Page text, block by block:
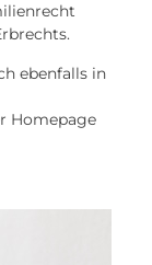
ebenfalls in
Homepage